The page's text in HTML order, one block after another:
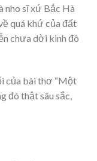
nho sĩ xứ Bắc Hà
quá khứ của đất
chưa dời kinh đô
của bài thơ “Một
đó thật sâu sắc,